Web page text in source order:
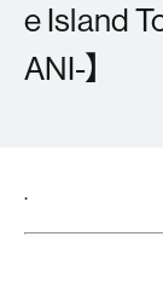
e Island
ANI-】
.